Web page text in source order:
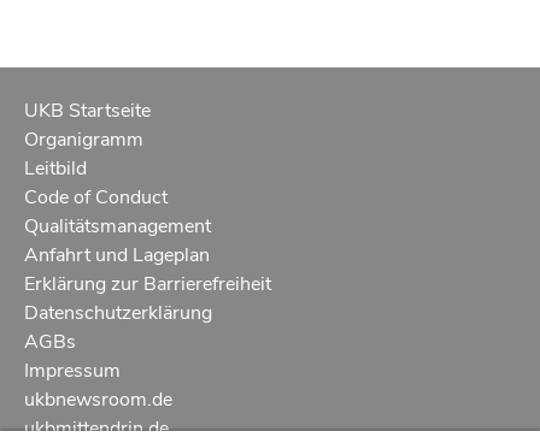
UKB Startseite
Organigramm
Leitbild
Code of Conduct
Qualitätsmanagement
Anfahrt und Lageplan
Erklärung zur Barrierefreiheit
Datenschutzerklärung
AGBs
Impressum
ukbnewsroom.de
ukbmittendrin.de